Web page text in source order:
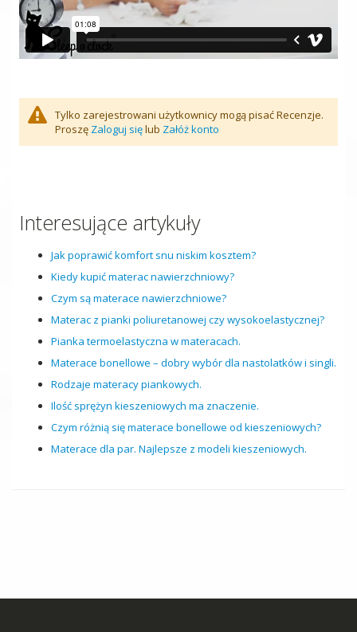
Tylko zarejestrowani użytkownicy mogą pisać Recenzje.
Proszę Zaloguj sięlub Załóż konto
Interesujące artykuły
Jak poprawić komfort snu niskim kosztem?
Kiedy kupić materac nawierzchniowy?
Czym są materace nawierzchniowe?
Materac z pianki poliuretanowej czy wysokoelastycznej?
Pianka termoelastyczna w materacach.
Materace bonellowe – dobry wybór dla nastolatków i singli.
Rodzaje materacy piankowych.
Ilość sprężyn kieszeniowych ma znaczenie.
Czym różnią się materace bonellowe od kieszeniowych?
Materace dla par. Najlepsze z modeli kieszeniowych.